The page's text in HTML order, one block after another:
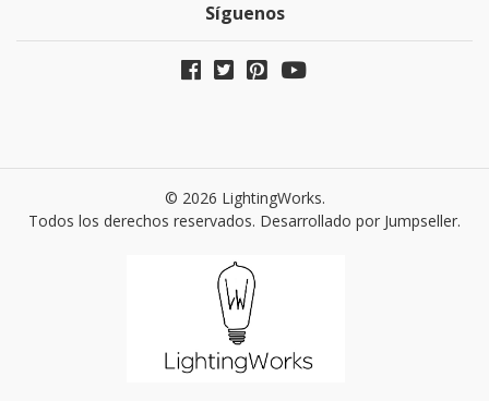
Síguenos
© 2026 LightingWorks.
Todos los derechos reservados. Desarrollado por Jumpseller.